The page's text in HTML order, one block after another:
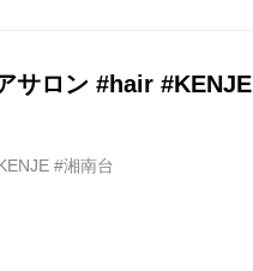
サロン #hair #KENJE
#湘南台